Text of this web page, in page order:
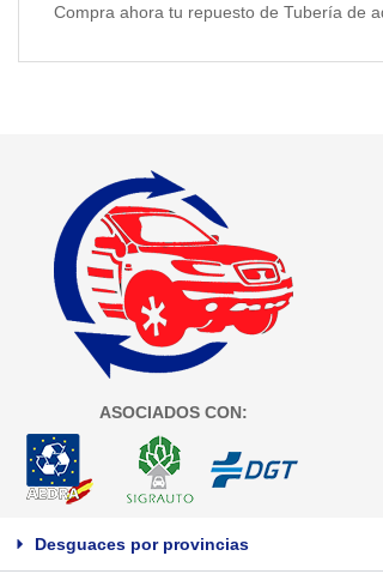
Compra ahora tu repuesto de Tubería de
ASOCIADOS CON:
Desguaces por provincias